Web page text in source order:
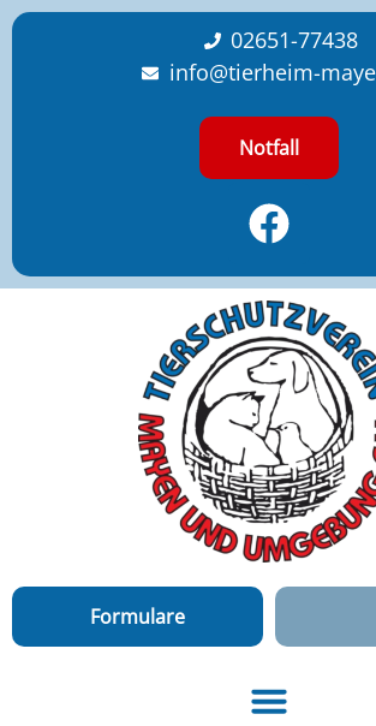
content
02651-77438
info@tierheim-
Notfall
Formulare